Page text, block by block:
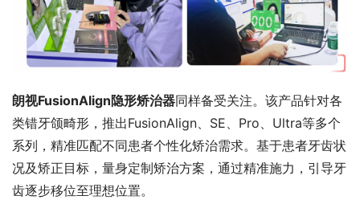
朗视FusionAlign隐形矫治器同样备受关注。该产品针对各
类错牙颌畸形，推出FusionAlign、SE、Pro、Ultra等多个
系列，精准匹配不同患者个性化矫治需求。基于患者牙齿状
况及矫正目标，量身定制矫治方案，通过精准施力，引导牙
齿逐步移位至理想位置。